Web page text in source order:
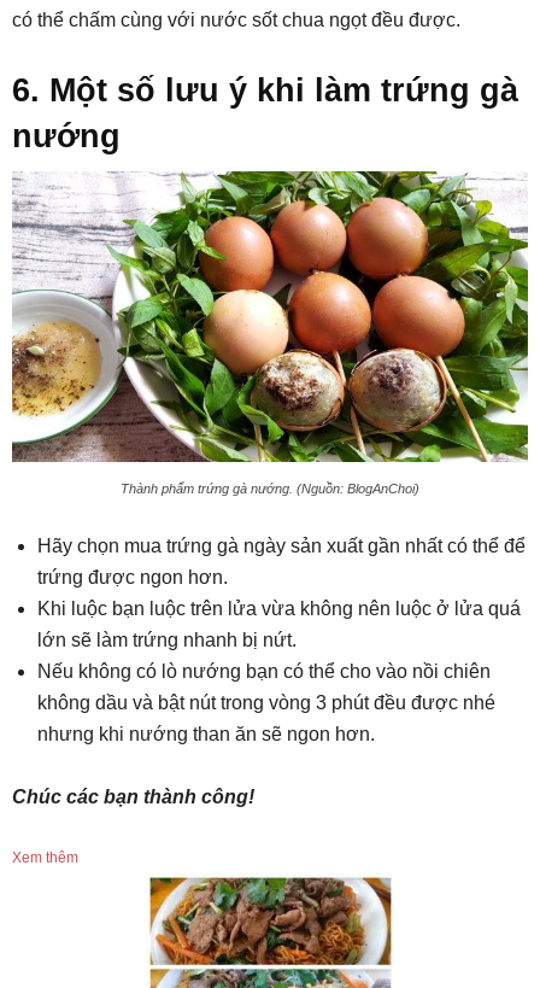
có thể chấm cùng với nước sốt chua ngọt đều được.
6. Một số lưu ý khi làm trứng gà
nướng
Thành phẩm trứng gà nướng. (Nguồn: BlogAnChoi)
Hãy chọn mua trứng gà ngày sản xuất gần nhất có thể để
trứng được ngon hơn.
Khi luộc bạn luộc trên lửa vừa không nên luộc ở lửa quá
lớn sẽ làm trứng nhanh bị nứt.
Nếu không có lò nướng bạn có thể cho vào nồi chiên
không dầu và bật nút trong vòng 3 phút đều được nhé
nhưng khi nướng than ăn sẽ ngon hơn.
Chúc các bạn thành công!
Xem thêm